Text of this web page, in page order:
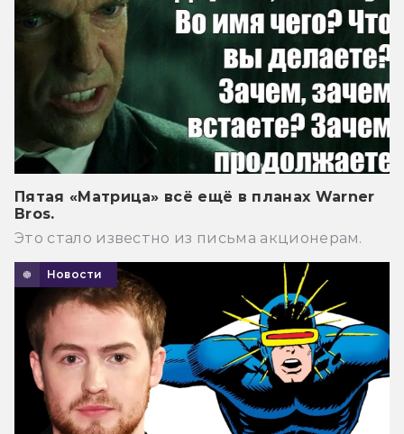
Пятая «Матрица» всё ещё в планах Warner
Bros.
Это стало известно из письма акционерам.
Новости